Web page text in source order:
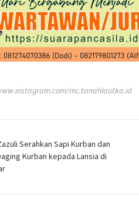
mc.tanahlautka.id
Serahkan Sapi Kurban dan
Kurban kepada Lansia di